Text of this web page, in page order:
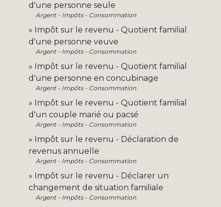
d'une personne seule
Argent - Impôts - Consommation
Impôt sur le revenu - Quotient familial
d'une personne veuve
Argent - Impôts - Consommation
Impôt sur le revenu - Quotient familial
d'une personne en concubinage
Argent - Impôts - Consommation
Impôt sur le revenu - Quotient familial
d'un couple marié ou pacsé
Argent - Impôts - Consommation
Impôt sur le revenu - Déclaration de
revenus annuelle
Argent - Impôts - Consommation
Impôt sur le revenu - Déclarer un
changement de situation familiale
Argent - Impôts - Consommation